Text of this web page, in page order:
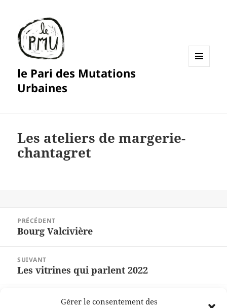
Gérer le consentement des
le Pari des Mutations
Urbaines
Les ateliers de margerie-
chantagret
l’article
PRÉCÉDENT
Article
Bourg Valcivière
SUIVANT
Article
Les vitrines qui parlent 2022
Fièrement propulsé par WordPress